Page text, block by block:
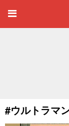
#ウルトラマ